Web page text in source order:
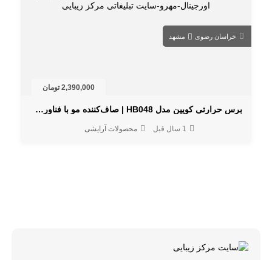
خراسان رضوی مشهد
2,390,000 تومان
برس حرارتی کویین مدل HB048 | صاف‌کننده مو با فناوری آیونیک
1 سال قبل محصولات آرایشی